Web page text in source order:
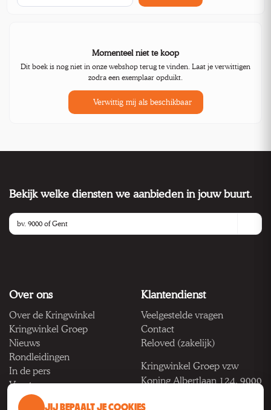
Momenteel niet te koop
Dit boek is nog niet in onze webshop terug te vinden. Laat je verwittigen
zodra een exemplaar opduikt.
Verwittig mij als beschikbaar
Bekijk welke diensten we aanbieden in jouw buurt.
Over ons
Over de Kringwinkel
Kringwinkel Groep
Nieuws
Rondleidingen
In de pers
Vacatures
Klantendienst
Veelgestelde vragen
Contact
Reloved (zakelijk)
Kringwinkel Groep vzw
Koning Albertlaan 124, 9000
JIJ BEPAALT JE COOKIES